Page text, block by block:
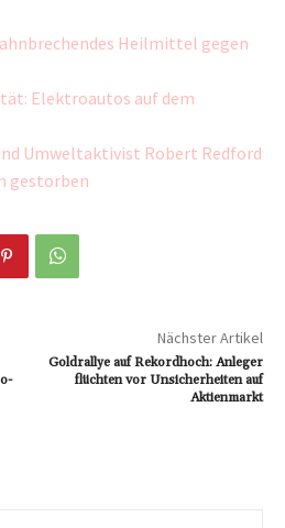
Heilmittel gegen
Elektroautos auf dem
Umweltaktivist Robert Redford
gestorben
Nächster Artikel
Goldrallye auf Rekordhoch: Anleger
flüchten vor Unsicherheiten auf
Aktienmarkt